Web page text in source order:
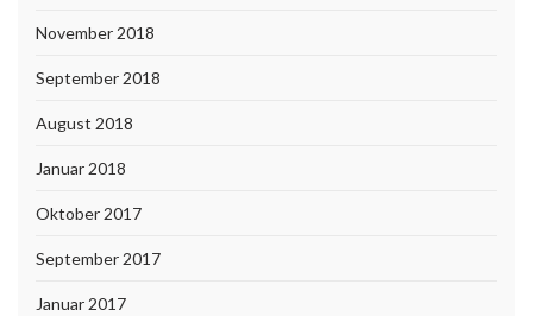
November 2018
September 2018
August 2018
Januar 2018
Oktober 2017
September 2017
Januar 2017